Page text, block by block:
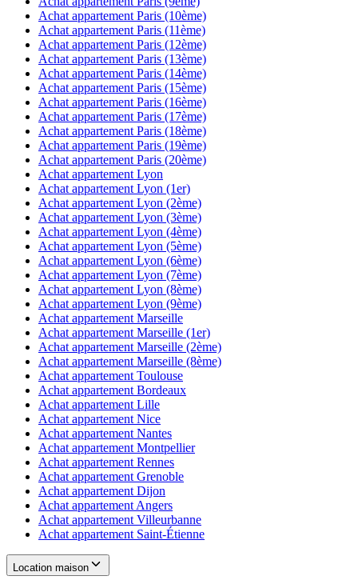
Achat appartement Paris (10ème)
Achat appartement Paris (11ème)
Achat appartement Paris (12ème)
Achat appartement Paris (13ème)
Achat appartement Paris (14ème)
Achat appartement Paris (15ème)
Achat appartement Paris (16ème)
Achat appartement Paris (17ème)
Achat appartement Paris (18ème)
Achat appartement Paris (19ème)
Achat appartement Paris (20ème)
Achat appartement Lyon
Achat appartement Lyon (1er)
Achat appartement Lyon (2ème)
Achat appartement Lyon (3ème)
Achat appartement Lyon (4ème)
Achat appartement Lyon (5ème)
Achat appartement Lyon (6ème)
Achat appartement Lyon (7ème)
Achat appartement Lyon (8ème)
Achat appartement Lyon (9ème)
Achat appartement Marseille
Achat appartement Marseille (1er)
Achat appartement Marseille (2ème)
Achat appartement Marseille (8ème)
Achat appartement Toulouse
Achat appartement Bordeaux
Achat appartement Lille
Achat appartement Nice
Achat appartement Nantes
Achat appartement Montpellier
Achat appartement Rennes
Achat appartement Grenoble
Achat appartement Dijon
Achat appartement Angers
Achat appartement Villeurbanne
Achat appartement Saint-Étienne
Location maison